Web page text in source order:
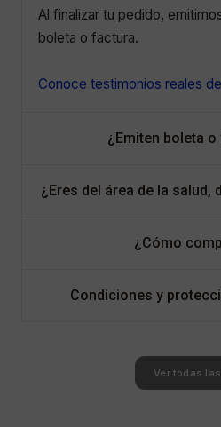
Al finalizar tu pedido,
boleta o factura.
Conoce testimonios reales
¿Emiten boleta
¿Eres del área de la salud,
¿Cómo
Condiciones y
Ver todas las